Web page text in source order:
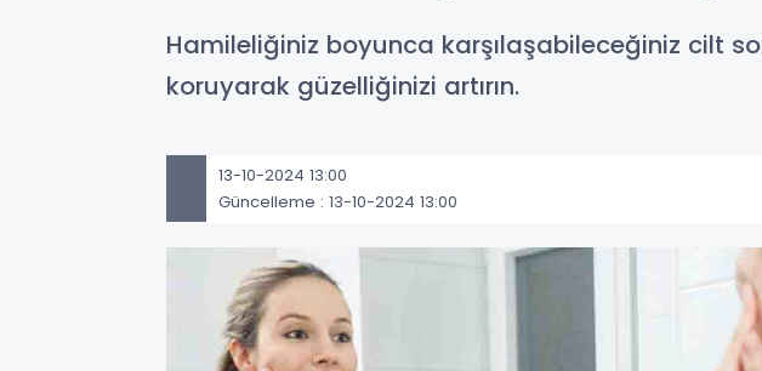
Hamileliğiniz boyunca karşılaşabileceğiniz cilt
koruyarak güzelliğinizi artırın.
13-10-2024 13:00
Güncelleme : 13-10-2024 13:00